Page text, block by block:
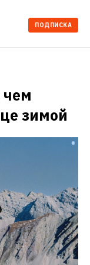
ПОДПИСКА
чем
зимой